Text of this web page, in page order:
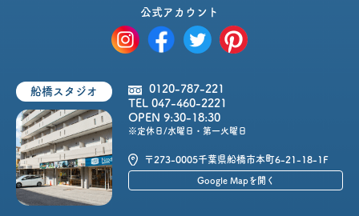
公式アカウント
船橋スタジオ
0120-787-221
TEL 047-460-2221
OPEN 9:30-18:30
※定休日/水曜日・第一火曜日
〒273-0005千葉県船橋市本町6-21-18-1F
Google Mapを開く